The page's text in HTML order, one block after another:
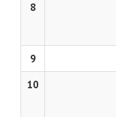
8
9
10